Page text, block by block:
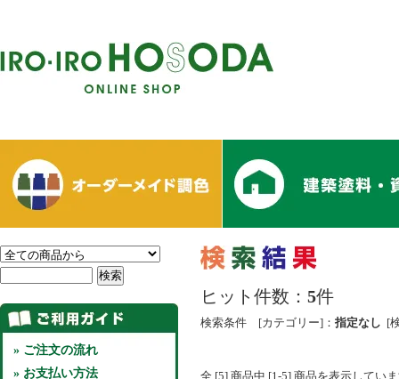
» ご注文の流れ
» お支払い方法
ヒット件数： 5件
検索条件 [カテゴリー]： 指定なし [
全 [5] 商品中 [1-5] 商品を表示してい